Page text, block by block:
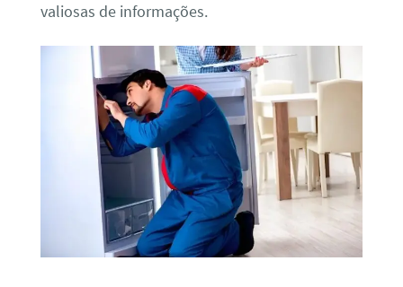
valiosas de informações.